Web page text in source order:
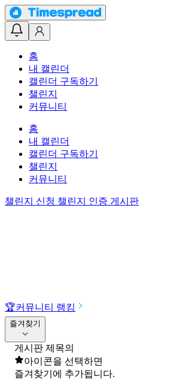
홈
내 캘린더
캘린더 구독하기
챌린지
커뮤니티
홈
내 캘린더
캘린더 구독하기
챌린지
커뮤니티
챌린지 신청 챌린지 인증 게시판
🏆커뮤니티 랭킹
즐겨찾기
게시판 제목의
아이콘을 선택하면
즐겨찾기에 추가됩니다.